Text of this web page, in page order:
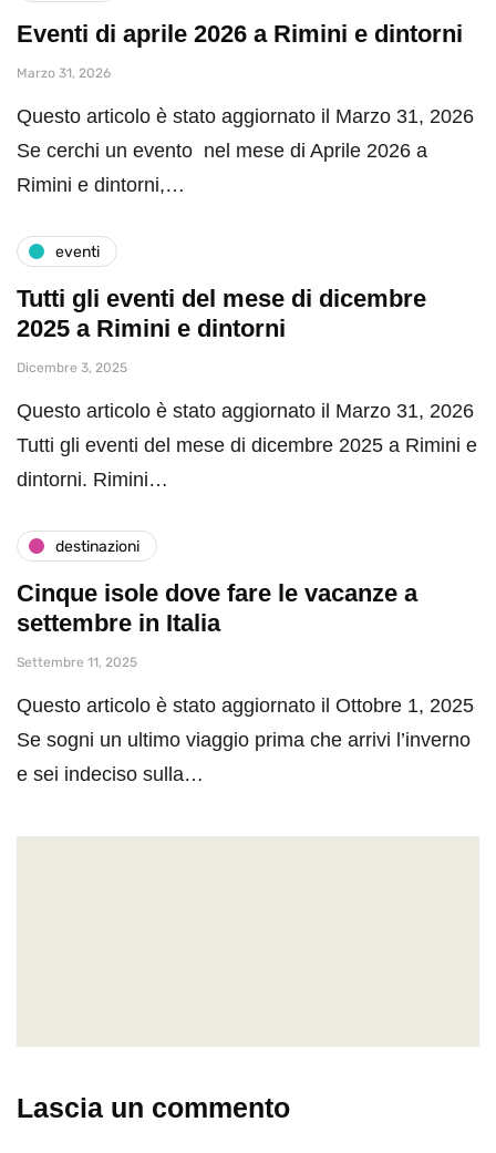
Eventi di aprile 2026 a Rimini e dintorni
Marzo 31, 2026
Questo articolo è stato aggiornato il Marzo 31, 2026
Se cerchi un evento nel mese di Aprile 2026 a
Rimini e dintorni,…
eventi
Tutti gli eventi del mese di dicembre
2025 a Rimini e dintorni
Dicembre 3, 2025
Questo articolo è stato aggiornato il Marzo 31, 2026
Tutti gli eventi del mese di dicembre 2025 a Rimini e
dintorni. Rimini…
destinazioni
Cinque isole dove fare le vacanze a
settembre in Italia
Settembre 11, 2025
Questo articolo è stato aggiornato il Ottobre 1, 2025
Se sogni un ultimo viaggio prima che arrivi l’inverno
e sei indeciso sulla…
Lascia un commento